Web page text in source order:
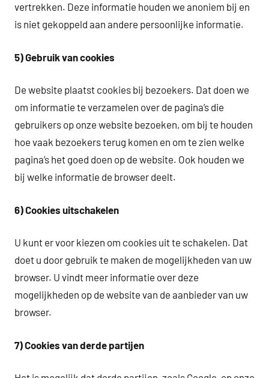
vertrekken. Deze informatie houden we anoniem bij en
is niet gekoppeld aan andere persoonlijke informatie.
5) Gebruik van cookies
De website plaatst cookies bij bezoekers. Dat doen we
om informatie te verzamelen over de pagina’s die
gebruikers op onze website bezoeken, om bij te houden
hoe vaak bezoekers terug komen en om te zien welke
pagina’s het goed doen op de website. Ook houden we
bij welke informatie de browser deelt.
6) Cookies uitschakelen
U kunt er voor kiezen om cookies uit te schakelen. Dat
doet u door gebruik te maken de mogelijkheden van uw
browser. U vindt meer informatie over deze
mogelijkheden op de website van de aanbieder van uw
browser.
7) Cookies van derde partijen